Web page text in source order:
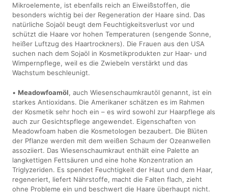
Mikroelemente, ist ebenfalls reich an Eiweißstoffen, die
besonders wichtig bei der Regeneration der Haare sind. Das
natürliche Sojaöl beugt dem Feuchtigkeitsverlust vor und
schützt die Haare vor hohen Temperaturen (sengende Sonne,
heißer Luftzug des Haartrockners). Die Frauen aus den USA
suchen nach dem Sojaöl in Kosmetikprodukten zur Haar- und
Wimpernpflege, weil es die Zwiebeln verstärkt und das
Wachstum beschleunigt.
•Meadowfoamöl, auch Wiesenschaumkrautöl genannt, ist ein
starkes Antioxidans. Die Amerikaner schätzen es im Rahmen
der Kosmetik sehr hoch ein – es wird sowohl zur Haarpflege als
auch zur Gesichtspflege angewendet. Eigenschaften von
Meadowfoam haben die Kosmetologen bezaubert. Die Blüten
der Pflanze werden mit dem weißen Schaum der Ozeanwellen
assoziiert. Das Wiesenschaumkraut enthält eine Palette an
langkettigen Fettsäuren und eine hohe Konzentration an
Triglyzeriden. Es spendet Feuchtigkeit der Haut und dem Haar,
regeneriert, liefert Nährstoffe, macht die Falten flach, zieht
ohne Probleme ein und beschwert die Haare überhaupt nicht.